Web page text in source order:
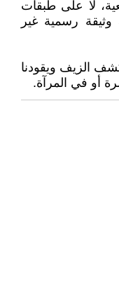
لا على طبقات
وثيقة رسمية غير
الزيف ويقودنا
أو في المرآة.